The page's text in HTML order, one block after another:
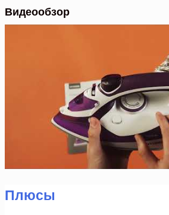
Видеообзор
Плюсы